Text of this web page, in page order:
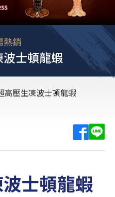
熱銷
士頓龍蝦
高壓生凍波士頓龍蝦
士頓龍蝦